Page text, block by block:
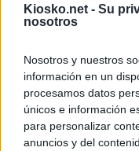
Kiosko.net - Su
nosotros
Nosotros y nuestros
información en un
procesamos datos
únicos e información
para personalizar
anuncios y del